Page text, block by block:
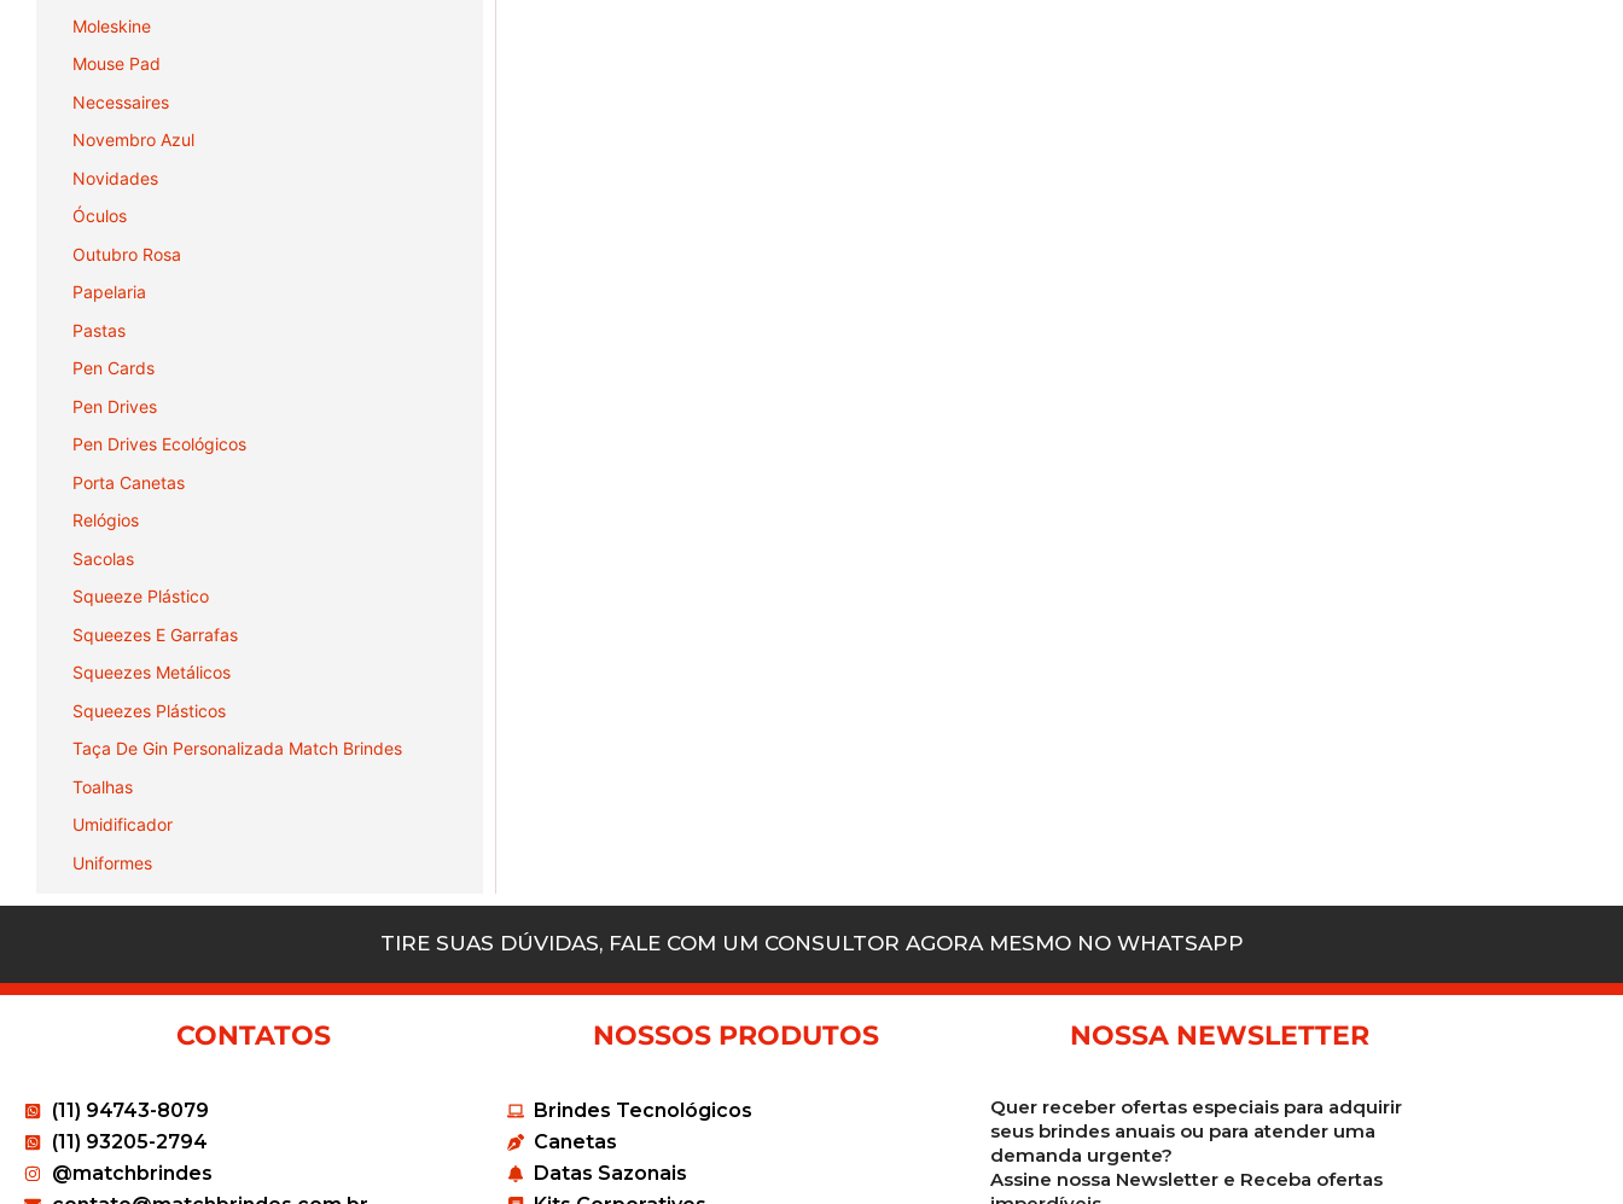
Moleskine
Mouse Pad
Necessaires
Novembro Azul
Novidades
Óculos
Outubro Rosa
Papelaria
Pastas
Pen Cards
Pen Drives
Pen Drives Ecológicos
Porta Canetas
Relógios
Sacolas
Squeeze Plástico
Squeezes E Garrafas
Squeezes Metálicos
Squeezes Plásticos
Taça De Gin Personalizada Match Brindes
Toalhas
Umidificador
Uniformes
TIRE SUAS DÚVIDAS, FALE COM UM CONSULTOR AGORA MESMO NO WHATSAPP
CONTATOS
(11) 94743-8079
(11) 93205-2794
@matchbrindes
NOSSOS PRODUTOS
Brindes Tecnológicos
Canetas
Datas Sazonais
NOSSA NEWSLETTER
Quer receber ofertas especiais para adquirir
seus brindes anuais ou para atender uma
demanda urgente?
Assine nossa Newsletter e Receba ofertas